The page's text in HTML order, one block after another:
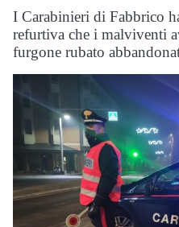
I Carabinieri di Fabbrico
refurtiva che i malviventi
furgone rubato